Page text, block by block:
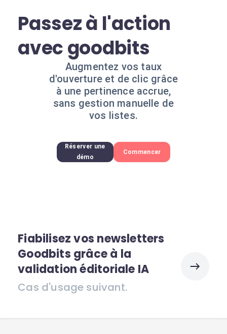
Passez à l'action
avec goodbits
Augmentez vos taux
d'ouverture et de clic grâce
à une pertinence accrue,
sans gestion manuelle de
vos listes.
Réserver une
démo
Commencer
Fiabilisez vos newsletters
Goodbits grâce à la
validation éditoriale IA
Cas d'usage suivant.